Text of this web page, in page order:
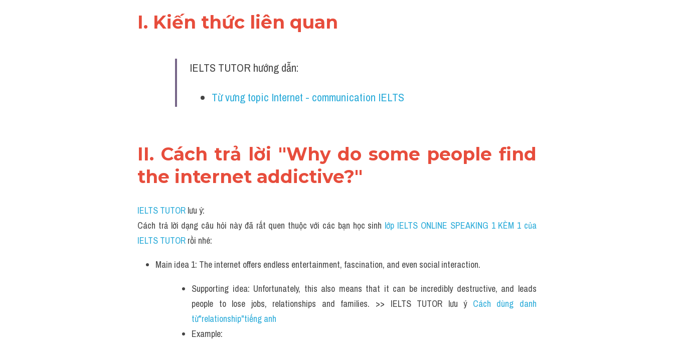
I. Kiến thức liên quan
IELTS TUTOR hướng dẫn:
Từ vưng topic Internet - communication IELTS
II. Cách trả lời "Why do some people find
the internet addictive?"
IELTS TUTOR lưu ý:
Cách trả lời dạng câu hỏi này đã rất quen thuộc với các bạn học sinh lớp IELTS ONLINE SPEAKING 1 KÈM 1 của
IELTS TUTOR rồi nhé:
Main idea 1: The internet offers endless entertainment, fascination, and even social interaction.
Supporting idea: Unfortunately, this also means that it can be incredibly destructive, and leads
people to lose jobs, relationships and families. >> IELTS TUTOR lưu ý Cách dùng danh
từ"relationship"tiếng anh
Example: